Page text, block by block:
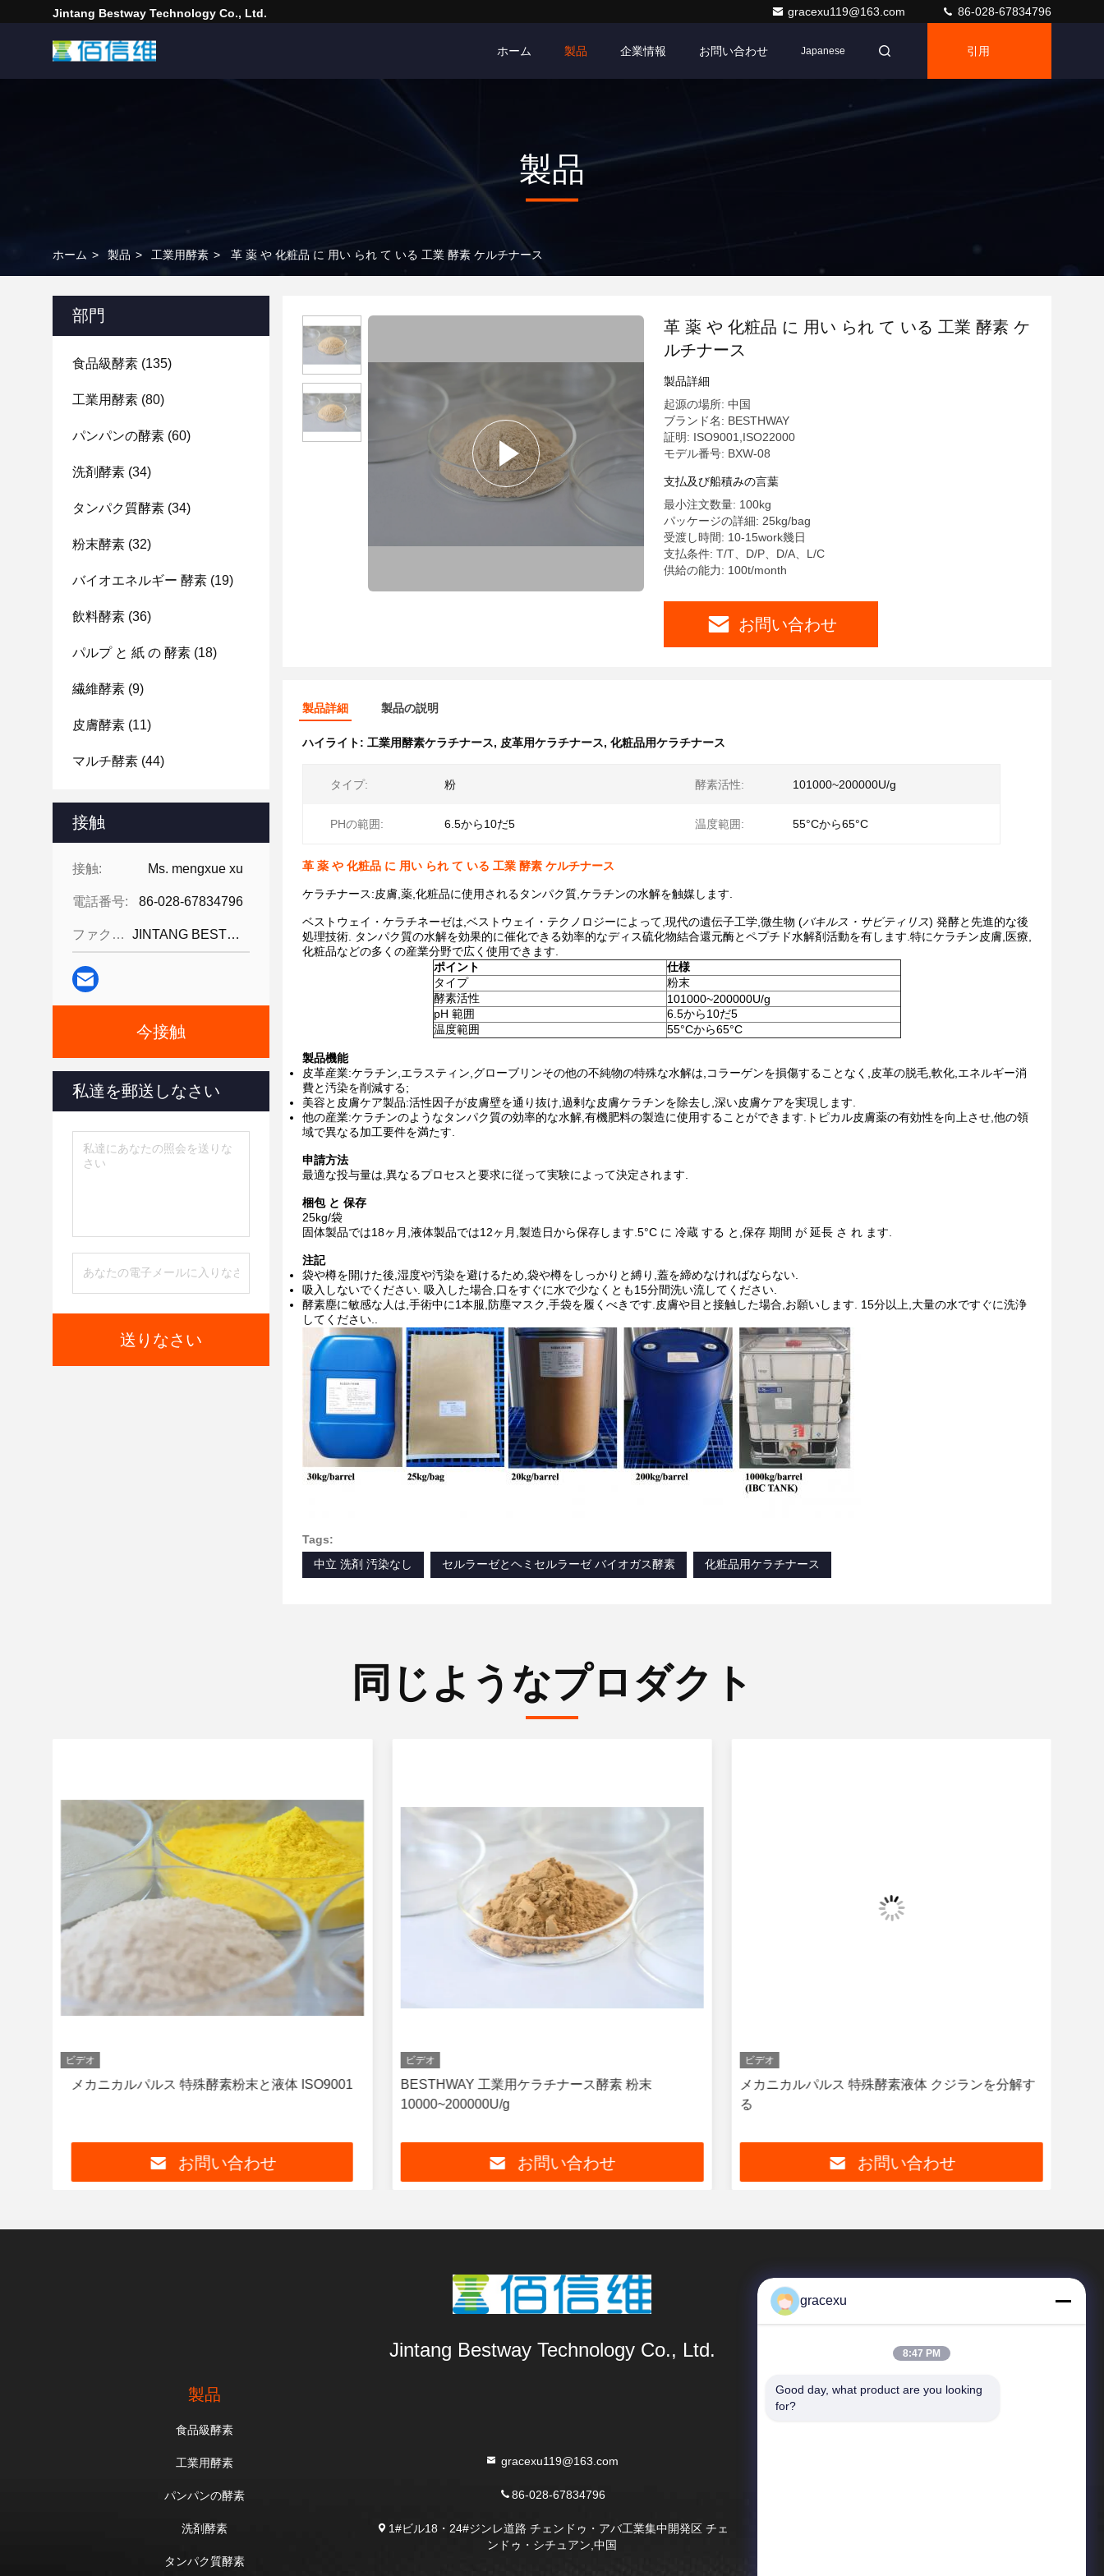
Jintang Bestway Technology Co., Ltd. gracexu119@163.com 86-028-67834796
ホーム 製品 企業情報 お問い合わせ Japanese 引用
製品
ホーム > 製品 > 工業用酵素 > 革 薬 や 化粧品 に 用い られ て いる 工業 酵素 ケルチナース
部門
食品級酵素 (135)
工業用酵素 (80)
パンパンの酵素 (60)
洗剤酵素 (34)
タンパク質酵素 (34)
粉末酵素 (32)
バイオエネルギー 酵素 (19)
飲料酵素 (36)
パルプ と 紙 の 酵素 (18)
繊維酵素 (9)
皮膚酵素 (11)
マルチ酵素 (44)
接触
接触: Ms. mengxue xu
電話番号: 86-028-67834796
ファクシミリ: JINTANG BESTWAY TECHNOLOGY CO
今接触
私達を郵送しなさい
送りなさい
革 薬 や 化粧品 に 用い られ て いる 工業 酵素 ケ
ルチナース
製品詳細
起源の場所: 中国
ブランド名: BESTHWAY
証明: ISO9001,ISO22000
モデル番号: BXW-08
支払及び船積みの言葉
最小注文数量: 100kg
パッケージの詳細: 25kg/bag
受渡し時間: 10-15work幾日
支払条件: T/T、D/P、D/A、L/C
供給の能力: 100t/month
お問い合わせ
製品詳細 製品の説明
ハイライト: 工業用酵素ケラチナース, 皮革用ケラチナース, 化粧品用ケラチナース
タイプ: 粉 酵素活性: 101000~200000U/g
PHの範囲: 6.5から10だ5 温度範囲: 55°Cから65°C
革 薬 や 化粧品 に 用い られ て いる 工業 酵素 ケルチナース
ケラチナース:皮膚,薬,化粧品に使用されるタンパク質,ケラチンの水解を触媒します.
ベストウェイ・ケラチネーゼは,ベストウェイ・テクノロジーによって,現代の遺伝子工学,微生物 (バキルス・サビティリス) 発酵と先進的な後
処理技術. タンパク質の水解を効果的に催化できる効率的なディス硫化物結合還元酶とペプチド水解剤活動を有します.特にケラチン皮膚,医療,
化粧品などの多くの産業分野で広く使用できます.
ポイント
仕様
タイプ
粉末
酵素活性
101000~200000U/g
pH 範囲
6.5から10だ5
温度範囲
55°Cから65°C
製品機能
皮革産業:ケラチン,エラスティン,グローブリンその他の不純物の特殊な水解は,コラーゲンを損傷することなく,皮革の脱毛,軟化,エネルギー消
費と汚染を削減する;
美容と皮膚ケア製品:活性因子が皮膚壁を通り抜け,過剰な皮膚ケラチンを除去し,深い皮膚ケアを実現します.
他の産業:ケラチンのようなタンパク質の効率的な水解,有機肥料の製造に使用することができます.トピカル皮膚薬の有効性を向上させ,他の領
域で異なる加工要件を満たす.
申請方法
最適な投与量は,異なるプロセスと要求に従って実験によって決定されます.
梱包 と 保存
25kg/袋
固体製品では18ヶ月,液体製品では12ヶ月,製造日から保存します.5°C に 冷蔵 する と,保存 期間 が 延長 さ れ ます.
注記
袋や樽を開けた後,湿度や汚染を避けるため,袋や樽をしっかりと縛り,蓋を締めなければならない.
吸入しないでください. 吸入した場合,口をすぐに水で少なくとも15分間洗い流してください.
酵素塵に敏感な人は,手術中に1本服,防塵マスク,手袋を履くべきです.皮膚や目と接触した場合,お願いします. 15分以上,大量の水ですぐに洗浄
してください..
Tags:
中立 洗剤 汚染なし
セルラーゼとヘミセルラーゼ バイオガス酵素 化粧品用ケラチナース
同じようなプロダクト
ビデオ
メカニカルパルス 特殊酵素粉末と液体 ISO9001
お問い合わせ
ビデオ
BESTHWAY 工業用ケラチナース酵素 粉末
10000~200000U/g
お問い合わせ
ビデオ
メカニカルパルス 特殊酵素液体 クジランを分解す
る
お問い合わせ
Jintang Bestway Technology Co., Ltd.
製品
食品級酵素
工業用酵素
パンパンの酵素
洗剤酵素
タンパク質酵素
gracexu119@163.com
86-028-67834796
1#ビル18・24#ジンレ道路 チェンドゥ・アバ工業集中開発区 チェ
ンドゥ・シチュアン,中国
SAIKESAISI水素エナジー
gracexu
8:47 PM
Good day, what product are you looking
for?